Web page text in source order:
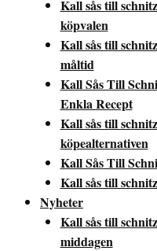
Kall sås till
köpvalen
Kall sås till
måltid
Kall Sås Till
Enkla Recept
Kall sås till
köpealternativen
Kall Sås Till
Kall sås till
Nyheter
Kall sås till
middagen